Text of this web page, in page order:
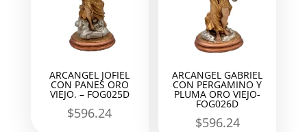
ARCANGEL JOFIEL
CON PANES ORO
VIEJO. – FOG025D
$596.24
ARCANGEL GABRIEL
CON PERGAMINO Y
PLUMA ORO VIEJO-
FOG026D
$596.24